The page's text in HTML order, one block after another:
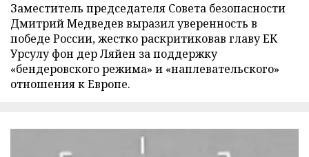
Заместитель председателя Совета безопасности
Дмитрий Медведев выразил уверенность в
победе России, жестко раскритиковав главу ЕК
Урсулу фон дер Ляйен за поддержку
«бендеровского режима» и «наплевательского»
отношения к Европе.